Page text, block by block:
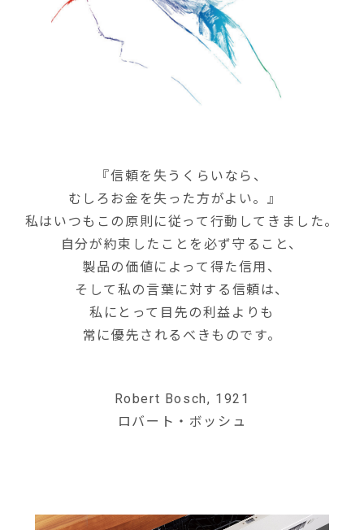
『信頼を失うくらいなら、
むしろお金を失った方がよい。』
私はいつもこの原則に従って行動してきました。
自分が約束したことを必ず守ること、
製品の価値によって得た信用、
そして私の言葉に対する信頼は、
私にとって目先の利益よりも
常に優先されるべきものです。
Robert Bosch, 1921
ロバート・ボッシュ